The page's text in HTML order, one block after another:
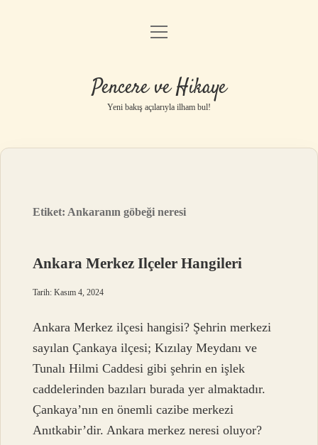
Anasayfa
Yasal Uyarı
menüyü
Pencere ve Hikaye
Yeni bakış açılarıyla ilham bul!
Etiket: Ankaranın göbeği neresi
Ankara Merkez Ilçeler Hangileri
Tarih: Kasım 4, 2024
Ankara Merkez ilçesi hangisi? Şehrin merkezi
sayılan Çankaya ilçesi; Kızılay Meydanı ve
Tunalı Hilmi Caddesi gibi şehrin en işlek
caddelerinden bazıları burada yer almaktadır.
Çankaya’nın en önemli cazibe merkezi
Anıtkabir’dir. Ankara merkez neresi oluyor?